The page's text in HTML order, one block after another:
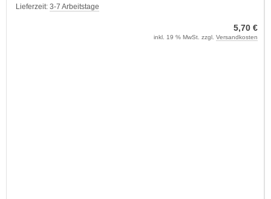
Lieferzeit: 3-7 Arbeitstage
5,70 €
inkl. 19 % MwSt. zzgl. Versandkosten